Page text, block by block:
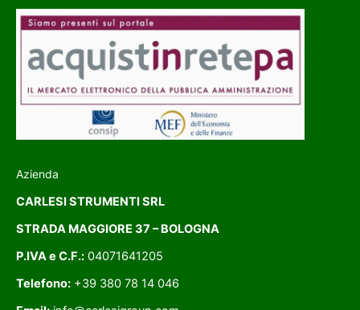
Azienda
CARLESI STRUMENTI SRL
STRADA MAGGIORE 37 – BOLOGNA
P.IVA e C.F.: 04071641205
Telefono: +39 380 78 14 046